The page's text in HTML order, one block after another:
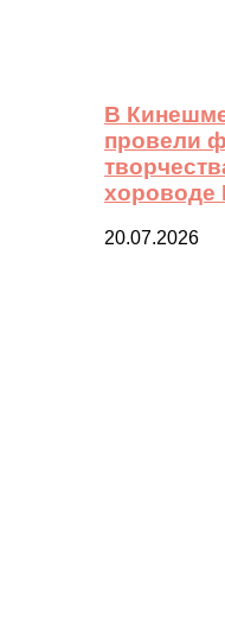
В
провели
хороводе
20.07.2026